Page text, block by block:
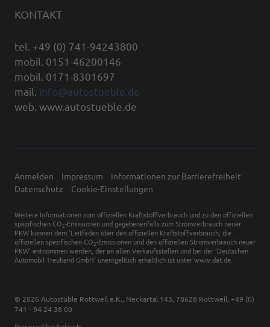
KONTAKT
tel. +49 (0) 741-94243800
mobil. 0151-46200146
mobil. 0171-8301697
mail. info@autostueble.de
web. www.autostueble.de
Anmelden Impressum
Informationen zur Barrierefreiheit
Datenschutz
Cookie-Einstellungen
Weitere Informationen zum offiziellen Kraftstoffverbrauch und zu den offiziellen
spezifischen CO 2-Emissionen und gegebenenfalls zum Stromverbrauch neuer
PKW können dem 'Leitfaden über den offiziellen Kraftstoffverbrauch, die
offiziellen spezifischen CO 2-Emissionen und den offiziellen Stromverbrauch neuer
PKW' entnommen werden, der an allen Verkaufsstellen und bei der 'Deutschen
Automobil Treuhand GmbH' unentgeltlich erhältlich ist unter www.dat.de.
© 2026 Autostüble Rottweil e.K., Neckartal 143, 78628 Rottweil, +49 (0)
741 - 94 24 38 00